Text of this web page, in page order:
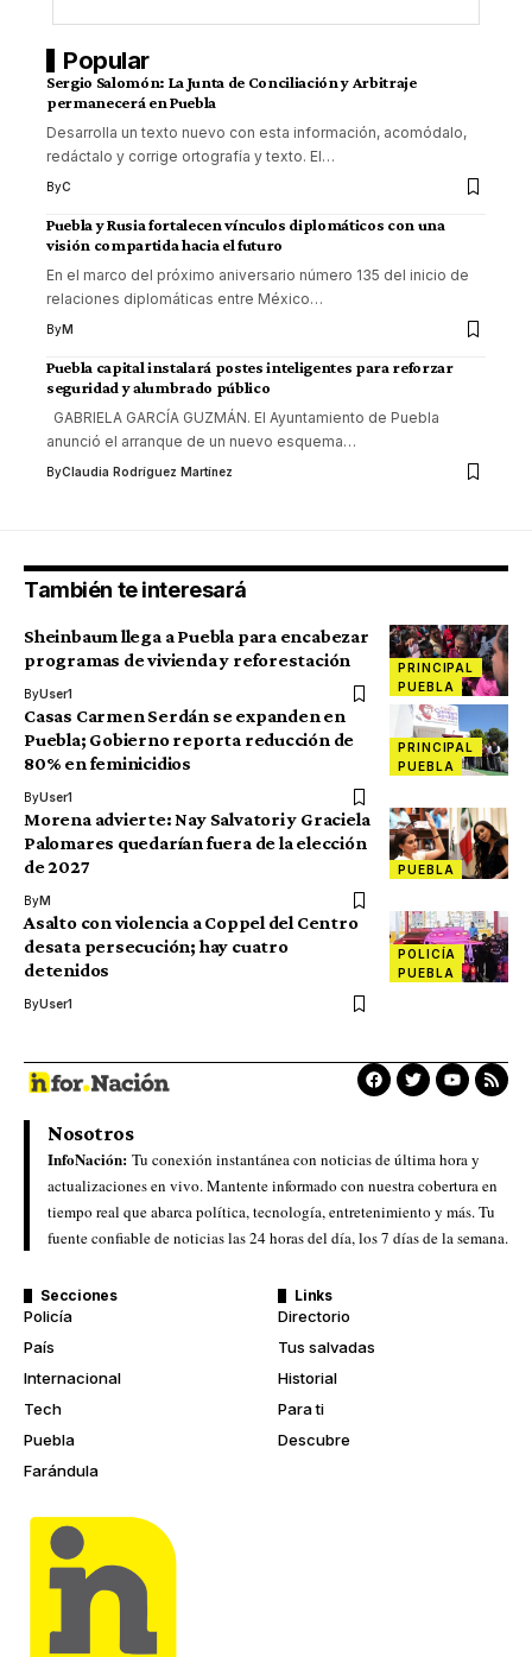
Popular
Sergio Salomón: La Junta de Conciliación y Arbitraje
permanecerá en Puebla
Desarrolla un texto nuevo con esta información, acomódalo,
redáctalo y corrige ortografía y texto. El…
ByC
Puebla y Rusia fortalecen vínculos diplomáticos con una
visión compartida hacia el futuro
En el marco del próximo aniversario número 135 del inicio de
relaciones diplomáticas entre México…
ByM
Puebla capital instalará postes inteligentes para reforzar
seguridad y alumbrado público
GABRIELA GARCÍA GUZMÁN. El Ayuntamiento de Puebla
anunció el arranque de un nuevo esquema…
ByClaudia Rodríguez Martínez
También te interesará
PRINCIPAL
PUEBLA
Sheinbaum llega a Puebla para encabezar
programas de vivienda y reforestación
ByUser1
PRINCIPAL
PUEBLA
Casas Carmen Serdán se expanden en
Puebla; Gobierno reporta reducción de
80% en feminicidios
ByUser1
PUEBLA
Morena advierte: Nay Salvatori y Graciela
Palomares quedarían fuera de la elección
de 2027
ByM
POLICÍA
PUEBLA
Asalto con violencia a Coppel del Centro
desata persecución; hay cuatro
detenidos
ByUser1
Nosotros
InfoNación: Tu conexión instantánea con noticias de última hora y
actualizaciones en vivo. Mantente informado con nuestra cobertura en
tiempo real que abarca política, tecnología, entretenimiento y más. Tu
fuente confiable de noticias las 24 horas del día, los 7 días de la semana.
Secciones
Policía
País
Internacional
Tech
Puebla
Farándula
Links
Directorio
Tus salvadas
Historial
Para ti
Descubre